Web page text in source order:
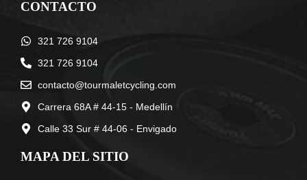
CONTACTO
321 726 9104
321 726 9104
contacto@tourmaletcycling.com
Carrera 68A # 44-15 - Medellín
Calle 33 Sur # 44-06 - Envigado
MAPA DEL SITIO